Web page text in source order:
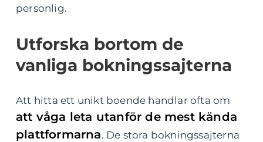
personlig.
Utforska bortom de
vanliga bokningssajterna
Att hitta ett unikt boende handlar ofta om
att våga leta utanför de mest kända
plattformarna. De stora bokningssajterna